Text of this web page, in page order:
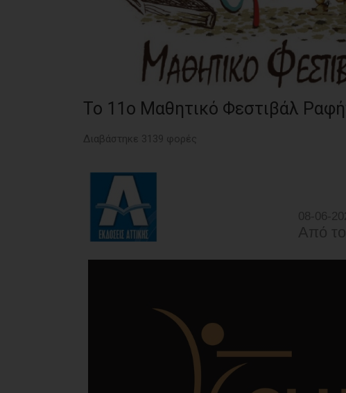
Το 11ο Μαθητικό Φεστιβάλ
Διαβάστηκε 3139 φορές
08-06-
Από